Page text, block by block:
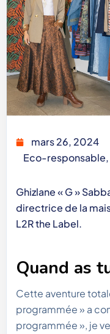
mars 26, 2024
Eco-responsable,
Ghizlane « G »
directrice de la
L2R the Label.
Quand as
Cette aventure
programmée » a
programmée », je